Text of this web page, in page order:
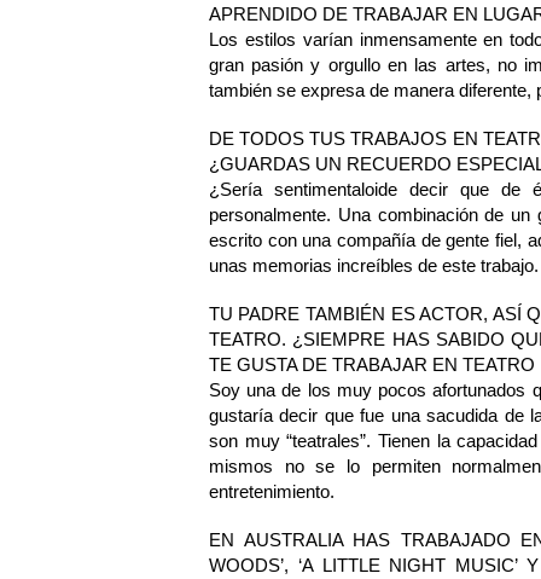
APRENDIDO DE TRABAJAR EN
Los estilos varían inmensamente en
gran pasión y orgullo en las artes, no
también se expresa de manera
DE TODOS TUS TRABAJOS EN
¿GUARDAS UN RECUERDO
¿Sería sentimentaloide decir que
personalmente. Una combinación de
escrito con una compañía de gente fiel,
unas memorias increíbles de este trabajo.
TU PADRE TAMBIÉN ES ACTOR, ASÍ
TEATRO. ¿SIEMPRE HAS SABIDO
TE GUSTA DE TRABAJAR EN TEATRO
Soy una de los muy pocos afortunados
gustaría decir que fue una sacudida de
son muy “teatrales”. Tienen la
mismos no se lo permiten
entretenimiento.
EN AUSTRALIA HAS TRABAJADO
WOODS’, ‘A LITTLE NIGHT MUSIC’